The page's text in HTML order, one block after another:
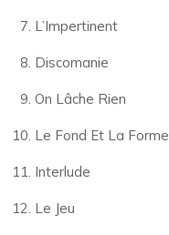
L’Impertinent
Discomanie
On Lâche Rien
Le Fond Et La Forme
Interlude
Le Jeu